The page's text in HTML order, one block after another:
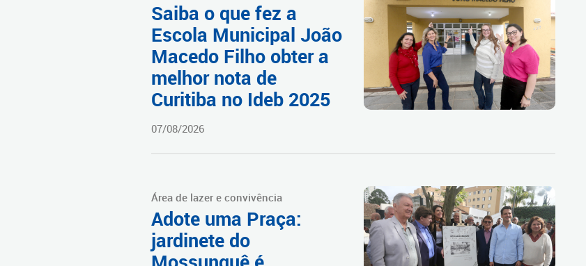
Saiba o que fez a
Escola Municipal João
Macedo Filho obter a
melhor nota de
Curitiba no Ideb 2025
07/08/2026
Área de lazer e convivência
Adote uma Praça:
jardinete do